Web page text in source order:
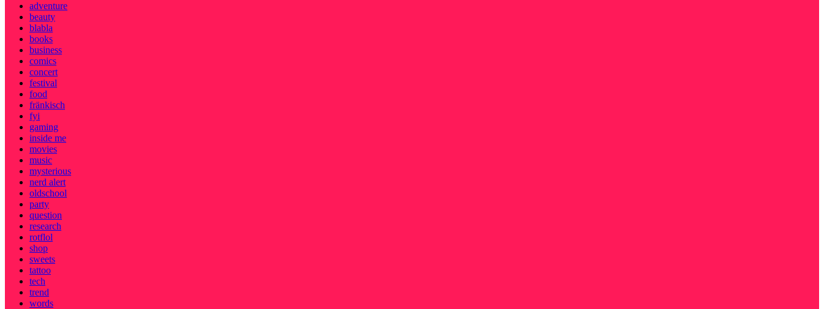
adventure
beauty
blabla
books
business
comics
concert
festival
food
fränkisch
fyi
gaming
inside me
movies
music
mysterious
nerd alert
oldschool
party
question
research
rotflol
shop
sweets
tattoo
tech
trend
words